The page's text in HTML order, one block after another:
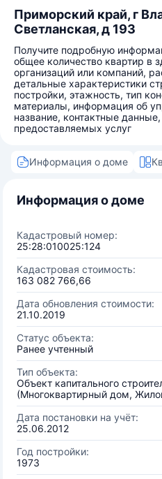
Приморский край, г
Светланская, д 193
Получите подробную
общее количество квартир в
организаций или компаний,
детальные характеристики
постройки, этажность, тип
материалы, информация об
название, контактные
предоставляемых услуг
Информация о доме
Информация о доме
Кадастровый номер:
25:28:010025:124
Кадастровая стоимость:
163 082 766,66
Дата обновления стоимости:
21.10.2019
Статус объекта:
Ранее учтенный
Тип объекта:
Объект капитального
(Многоквартирный дом,
Дата постановки на учёт:
25.06.2012
Год постройки:
1973